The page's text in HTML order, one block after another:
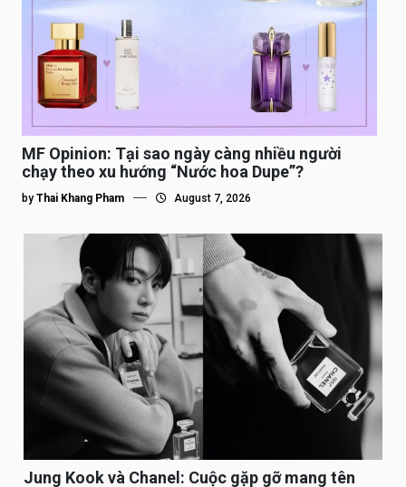
MF Opinion: Tại sao ngày càng nhiều người
chạy theo xu hướng “Nước hoa Dupe”?
by Thai Khang Pham August 7, 2026
Jung Kook và Chanel: Cuộc gặp gỡ mang tên